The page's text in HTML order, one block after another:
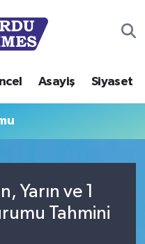
Asayiş Siyaset
Yarın ve 1
Tahmini
ve Fikstür